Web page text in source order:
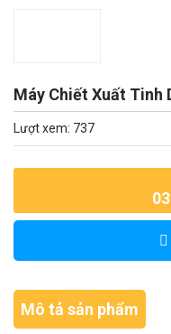
Máy Chiết Xuất Tinh
Lượt xem: 737
Mô tả sản phẩm